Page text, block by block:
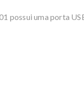
uma porta